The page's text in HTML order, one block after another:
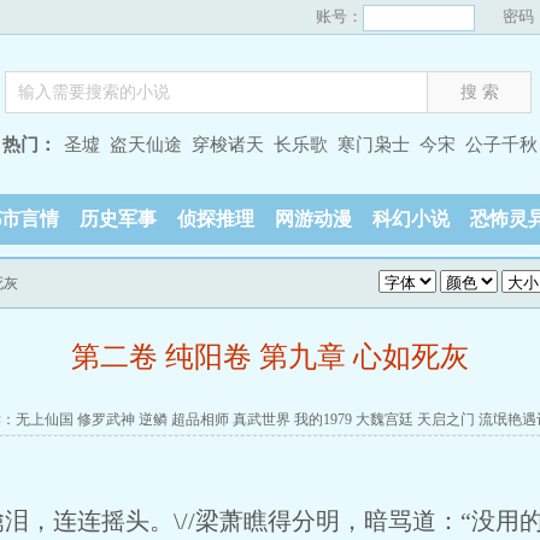
账号： 密码
热门： 圣墟 盗天仙途 穿梭诸天 长乐歌 寒门枭士 今宋 公子千秋
言情 历史军事 侦探推理 网游动漫 科幻小说 恐怖灵
灰
第二卷 纯阳卷 第九章 心如死灰
无上仙国 修罗武神 逆鳞 超品相师 真武世界 我的1979 大魏宫廷 天启之门 流氓艳遇
连连摇头。\//梁萧瞧得分明，暗骂道：“没用